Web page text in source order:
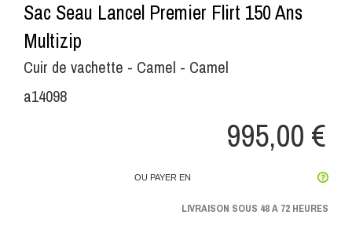
Sac Seau Lancel Premier Flirt 150 Ans
Multizip
Cuir de vachette - Camel - Camel
a14098
995,00 €
OU PAYER EN
LIVRAISON SOUS 48 A 72 HEURES